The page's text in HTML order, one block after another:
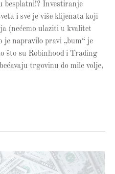
besplatni!? Investiranje
i sve je više klijenata koji
(nećemo ulaziti u kvalitet
napravilo pravi „bum“ je
što su Robinhood i Trading
trgovinu do mile volje,